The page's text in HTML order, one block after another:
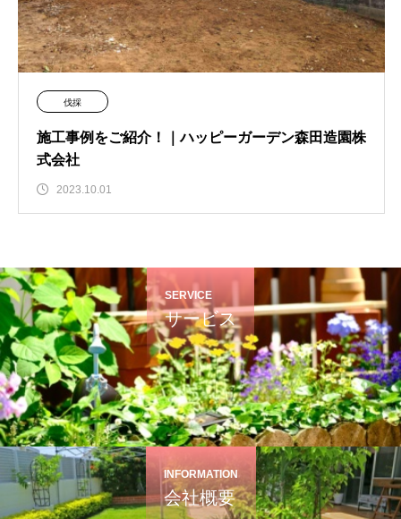
伐採
施工事例をご紹介！｜ハッピーガーデン森田造園株
式会社
2023.10.01
SERVICE
サービス
INFORMATION
会社概要